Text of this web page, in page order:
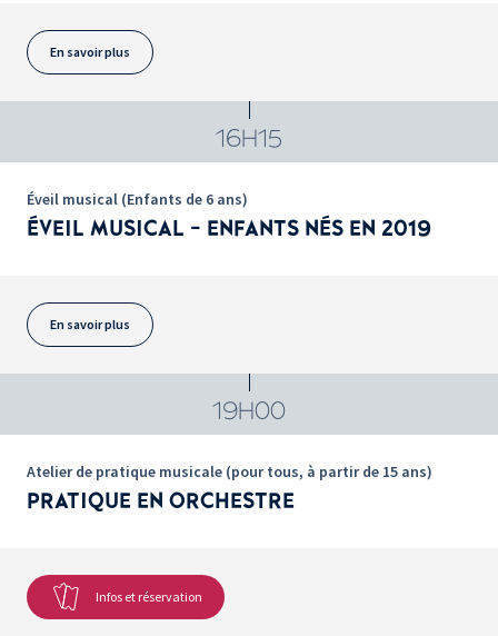
En savoir plus
16H15
Éveil musical (Enfants de 6 ans)
ÉVEIL MUSICAL - ENFANTS NÉS EN 2019
En savoir plus
19H00
Atelier de pratique musicale (pour tous, à partir de 15 ans)
PRATIQUE EN ORCHESTRE
Infos et réservation